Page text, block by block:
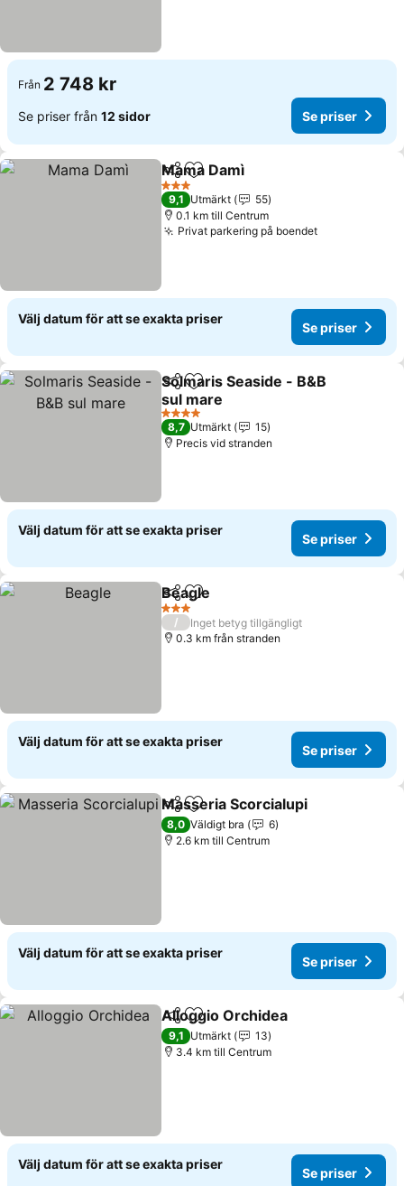
Från 2 748 kr
Se priser från 12 sidor Se priser
Dela Lägg till i Mina Favoriter
Mama Damì
3 Stjärnor
9,1 Utmärkt
55
0.1 km till Centrum
Privat parkering på boendet
Välj datum för att se exakta priser
Se priser
Dela Lägg till i Mina Favoriter
Solmaris Seaside - B&B
sul mare
4 Stjärnor
8,7 Utmärkt
15
Precis vid stranden
Välj datum för att se exakta priser
Se priser
Dela Lägg till i Mina Favoriter
Beagle
3 Stjärnor
/
Inget betyg tillgängligt
0.3 km från stranden
Välj datum för att se exakta priser
Se priser
Dela Lägg till i Mina Favoriter
Masseria Scorcialupi
8,0 Väldigt bra
6
2.6 km till Centrum
Välj datum för att se exakta priser
Se priser
Dela Lägg till i Mina Favoriter
Alloggio Orchidea
9,1 Utmärkt
13
3.4 km till Centrum
Välj datum för att se exakta priser
Se priser